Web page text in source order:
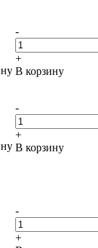
-
+
В корзину
-
+
В корзину
-
+